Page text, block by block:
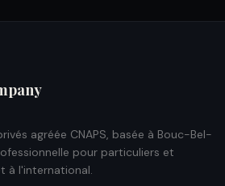
agréée CNAPS, basée à Bouc-Bel-
pour particuliers et
à l'international.